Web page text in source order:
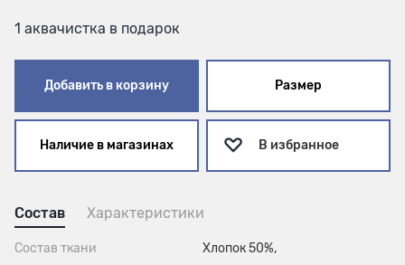
1 аквачистка в подарок
Добавить в корзину Размер
Наличие в магазинах В избранное
Состав Характеристики
Состав ткани
Хлопок 50%,